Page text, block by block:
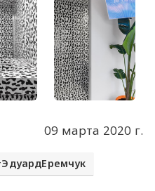
09 марта 2020 г.
ЭдуардЕремчук